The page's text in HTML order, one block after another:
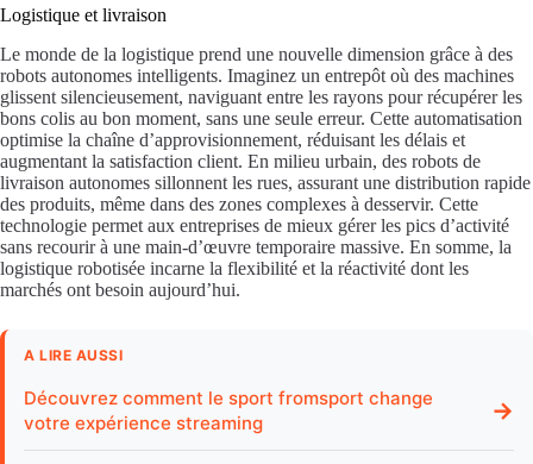
Logistique et livraison
Le monde de la logistique prend une nouvelle dimension grâce à des
robots autonomes intelligents. Imaginez un entrepôt où des machines
glissent silencieusement, naviguant entre les rayons pour récupérer les
bons colis au bon moment, sans une seule erreur. Cette automatisation
optimise la chaîne d’approvisionnement, réduisant les délais et
augmentant la satisfaction client. En milieu urbain, des robots de
livraison autonomes sillonnent les rues, assurant une distribution rapide
des produits, même dans des zones complexes à desservir. Cette
technologie permet aux entreprises de mieux gérer les pics d’activité
sans recourir à une main-d’œuvre temporaire massive. En somme, la
logistique robotisée incarne la flexibilité et la réactivité dont les
marchés ont besoin aujourd’hui.
A LIRE AUSSI
Découvrez comment le sport fromsport change
votre expérience streaming
→